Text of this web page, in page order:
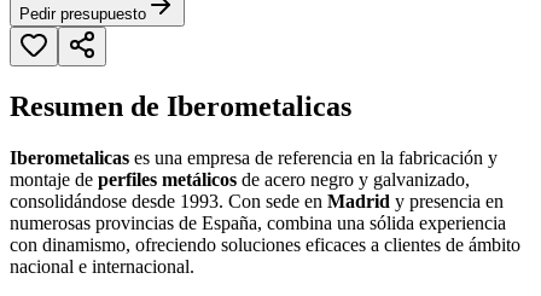
Pedir presupuesto
Resumen de Iberometalicas
Iberometalicas es una empresa de referencia en la fabricación y
montaje de perfiles metálicos de acero negro y galvanizado,
consolidándose desde 1993. Con sede en Madrid y presencia en
numerosas provincias de España, combina una sólida experiencia
con dinamismo, ofreciendo soluciones eficaces a clientes de ámbito
nacional e internacional.